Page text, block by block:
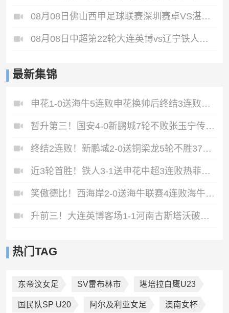
08月08日佛山西甲足球联赛深圳赛卓VS湛江热点·粤标售电全场录像
08月08日中超第22轮大连英博vs辽宁铁人全场录像
最新集锦
申花1-0送海牛5连败申花换帅后终结3连败阿苏埃助攻徐皓阳制胜
暂升第三！国安4-0新鹏城7轮不败张玉宁传射达万双响法比奥破门
终结2连败！新鹏城2-0送铜梁龙5轮不胜37岁姜至鹏破门韦斯利建功
近3轮首胜！铁人3-1送申花中超3连败热菲尼奥双响邦本宜裕传射
笑傲德比！西海岸2-0送海牛联赛4连败海牛仍垫底西海岸升至第二
升前三！大连英博客场1-1河南古斯塔沃破门19岁杨铭锐替补扳平
热门TAG
东帝汶女足 SV雷布林市 堪培拉白鹰U23
国民队SP U20 阿尔及利亚女足 澳南女杯